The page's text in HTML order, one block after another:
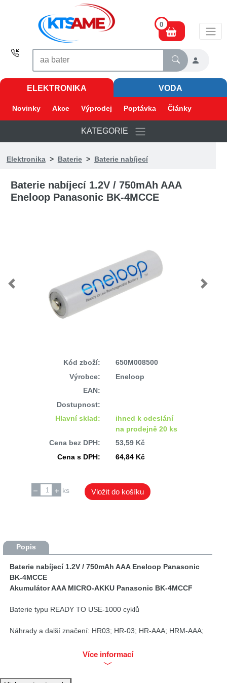
0
ELEKTRONIKA VODA
Novinky Akce Výprodej Poptávka Články
KATEGORIE
Elektronika> Baterie> Baterie nabíjecí
Baterie nabíjecí 1.2V / 750mAh AAA
Eneloop Panasonic BK-4MCCE
Previous Next
Kód zboží:
650M008500
Výrobce:
Eneloop
EAN:
Dostupnost:
Hlavní sklad:
ihned k odeslání
na prodejně 20 ks
Cena bez DPH:
53,59 Kč
Cena s DPH:
64,84 Kč
ks Vložit do košíku
Popis
Baterie nabíjecí 1.2V / 750mAh AAA Eneloop Panasonic
BK-4MCCE
Akumulátor AAA MICRO-AKKU Panasonic BK-4MCCF
Baterie typu READY TO USE-1000 cyklů
Náhrady a další značení: HR03; HR-03; HR-AAA; HRM-AAA;
Více informací